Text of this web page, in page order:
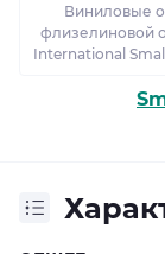
Виниловые
флизелиновой
International